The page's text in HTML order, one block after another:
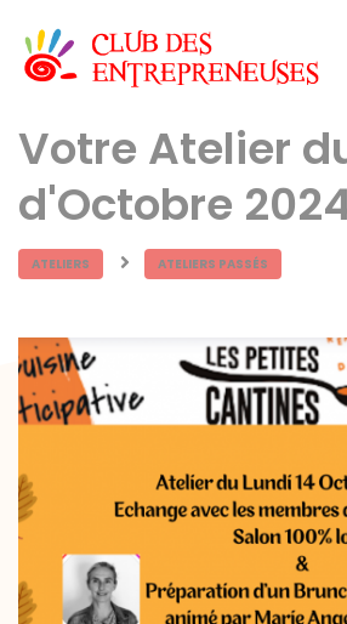
Votre Atelier
d'Octobre
ATELIERS ATELIERS PASSÉS